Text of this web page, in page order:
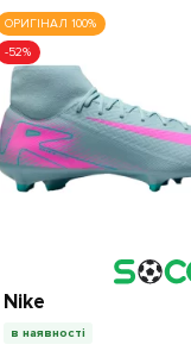
ОРИГІНАЛ 100%
-52%
Nike
в наявності